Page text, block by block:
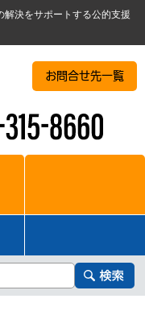
決をサポートする公的支援
お問合せ先一覧